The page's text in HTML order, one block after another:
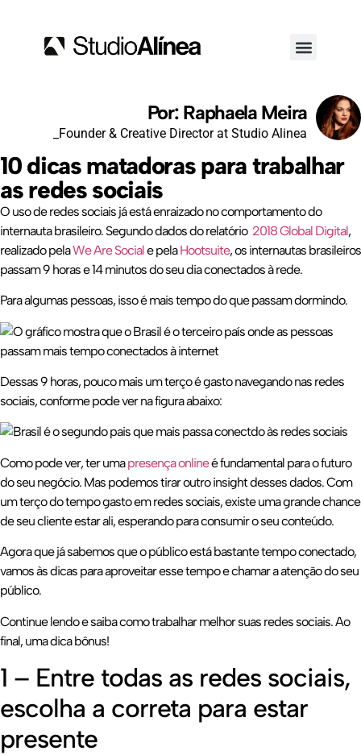
Por: Raphaela Meira
_Founder & Creative Director at Studio Alinea
10 dicas matadoras para trabalhar
as redes sociais
O uso de redes sociais já está enraizado no comportamento do
internauta brasileiro. Segundo dados do relatório 2018 Global Digital,
realizado pelaWe Are Sociale pelaHootsuite, os internautas brasileiros
passam 9 horas e 14 minutos do seu dia conectados à rede.
Para algumas pessoas, isso é mais tempo do que passam dormindo.
Dessas 9 horas, pouco mais um terço é gasto navegando nas redes
sociais, conforme pode ver na figura abaixo:
Como pode ver, ter umapresença onlineé fundamental para o futuro
do seu negócio. Mas podemos tirar outro insight desses dados. Com
um terço do tempo gasto em redes sociais, existe uma grande chance
de seu cliente estar ali, esperando para consumir o seu conteúdo.
Agora que já sabemos que o público está bastante tempo conectado,
vamos às dicas para aproveitar esse tempo e chamar a atenção do seu
público.
Continue lendo e saiba como trabalhar melhor suas redes sociais. Ao
final, uma dica bônus!
1 – Entre todas as redes sociais,
escolha a correta para estar
presente